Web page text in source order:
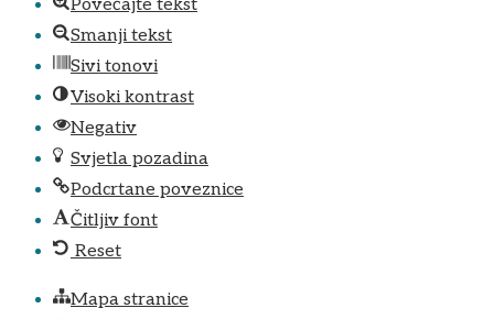
Povećajte tekst
Smanji tekst
Sivi tonovi
Visoki kontrast
Negativ
Svjetla pozadina
Podcrtane poveznice
Čitljiv font
Reset
Mapa stranice